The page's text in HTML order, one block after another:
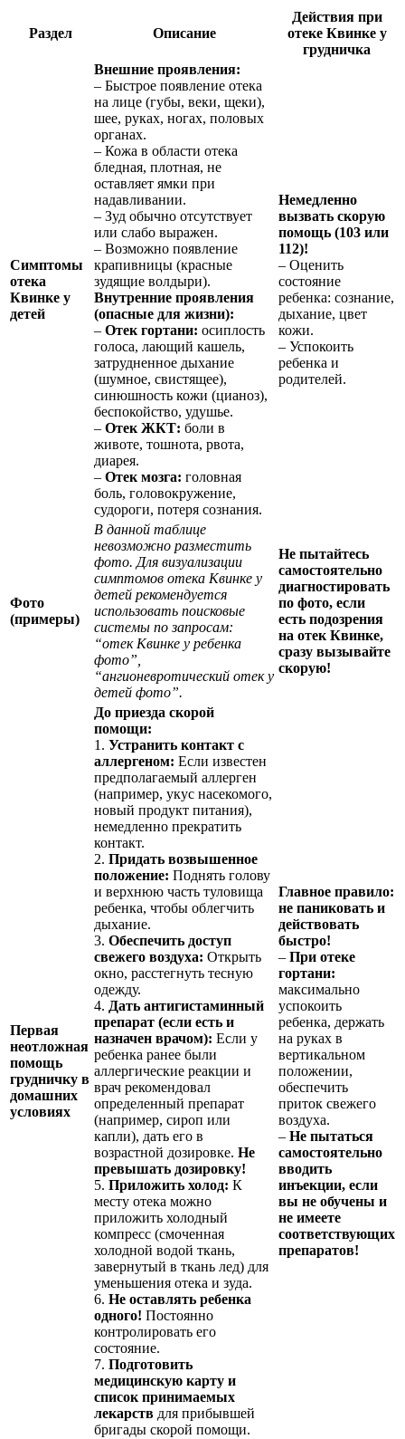
Раздел Описание
Действия при
отеке Квинке у
грудничка
Симптомы
отека
Квинке у
детей
Внешние проявления:
– Быстрое появление отека
на лице (губы, веки, щеки),
шее, руках, ногах, половых
органах.
– Кожа в области отека
бледная, плотная, не
оставляет ямки при
надавливании.
– Зуд обычно отсутствует
или слабо выражен.
– Возможно появление
крапивницы (красные
зудящие волдыри).
Внутренние проявления
(опасные для жизни):
– Отек гортани: осиплость
голоса, лающий кашель,
затрудненное дыхание
(шумное, свистящее),
синюшность кожи (цианоз),
беспокойство, удушье.
– Отек ЖКТ: боли в
животе, тошнота, рвота,
диарея.
– Отек мозга: головная
боль, головокружение,
судороги, потеря сознания.
Немедленно
вызвать скорую
помощь (103 или
112)!
– Оценить
состояние
ребенка: сознание,
дыхание, цвет
кожи.
– Успокоить
ребенка и
родителей.
Фото
(примеры)
В данной таблице
невозможно разместить
фото. Для визуализации
симптомов отека Квинке у
детей рекомендуется
использовать поисковые
системы по запросам:
“отек Квинке у ребенка
фото”,
“ангионевротический отек у
детей фото”.
Не пытайтесь
самостоятельно
диагностировать
по фото, если
есть подозрения
на отек Квинке,
сразу вызывайте
скорую!
Первая
неотложная
помощь
грудничку в
домашних
условиях
До приезда скорой
помощи:
1. Устранить контакт с
аллергеном: Если известен
предполагаемый аллерген
(например, укус насекомого,
новый продукт питания),
немедленно прекратить
контакт.
2. Придать возвышенное
положение: Поднять голову
и верхнюю часть туловища
ребенка, чтобы облегчить
дыхание.
3. Обеспечить доступ
свежего воздуха: Открыть
окно, расстегнуть тесную
одежду.
4. Дать антигистаминный
препарат (если есть и
назначен врачом): Если у
ребенка ранее были
аллергические реакции и
врач рекомендовал
определенный препарат
(например, сироп или
капли), дать его в
возрастной дозировке. Не
превышать дозировку!
5. Приложить холод: К
месту отека можно
приложить холодный
компресс (смоченная
холодной водой ткань,
завернутый в ткань лед) для
уменьшения отека и зуда.
6. Не оставлять ребенка
одного! Постоянно
контролировать его
состояние.
7. Подготовить
медицинскую карту и
список принимаемых
лекарств для прибывшей
бригады скорой помощи.
Главное правило:
не паниковать и
действовать
быстро!
– При отеке
гортани:
максимально
успокоить
ребенка, держать
на руках в
вертикальном
положении,
обеспечить
приток свежего
воздуха.
– Не пытаться
самостоятельно
вводить
инъекции, если
вы не обучены и
не имеете
соответствующих
препаратов!